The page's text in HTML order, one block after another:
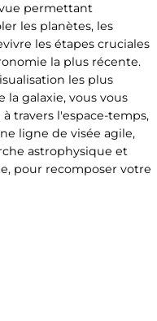
permettant
les planètes, les
les étapes cruciales
la plus récente.
les plus
la galaxie, vous vous
travers l'espace-temps,
ligne de visée agile,
astrophysique et
pour recomposer votre